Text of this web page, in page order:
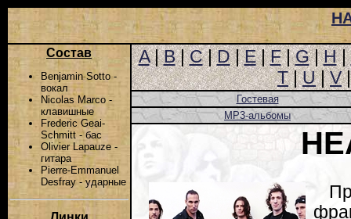
Состав
Benjamin Sotto -
вокал
Nicolas Marco -
клавишные
Frederic Geai-
Schmitt - бас
Olivier Lapauze -
гитара
Pierre-Emmanuel
Desfray - ударные
A|B|C|D|E|F|G|H|
T|U|V
Гостевая
MP3-альбомы